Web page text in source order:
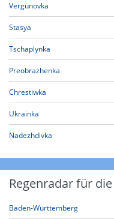
Vergunovka
Stasya
Tschaplynka
Preobrazhenka
Chrestiwka
Ukrainka
Nadezhdivka
Regenradar für
Baden-Württemberg